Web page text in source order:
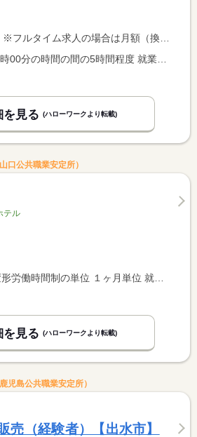
合は月額（換算額）、パート求人の場合は時間額を表示しています。
を見る (ハローワークより転載)
口公共職業安定所）
テル
を見る (ハローワークより転載)
児島公共職業安定所）
売（経験者）【出水市】